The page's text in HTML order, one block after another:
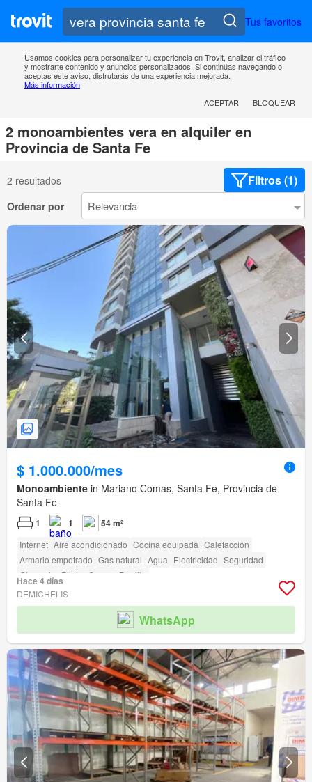
Tus favoritos
Usamos cookies para personalizar tu experiencia en Trovit, analizar el tráfico
y mostrarte contenido y anuncios personalizados. Si continúas navegando o
aceptas este aviso, disfrutarás de una experiencia mejorada.
Más información
ACEPTAR
BLOQUEAR
2 monoambientes vera en alquiler en
Provincia de Santa Fe
2 resultados Filtros (1)
Ordenar por
$ 1.000.000/mes
Monoambiente in Mariano Comas, Santa Fe, Provincia de
Santa Fe
1 1 54 m²
Internet Aire acondicionado Cocina equipada Calefacción
Armario empotrado Gas natural Agua Electricidad Seguridad
Gimnasio
Pileta Sauna Parrilla
Hace 4 días
DEMICHELIS
WhatsApp